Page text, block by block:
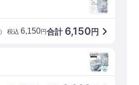
合計 6,150円
） 税込 6,150円